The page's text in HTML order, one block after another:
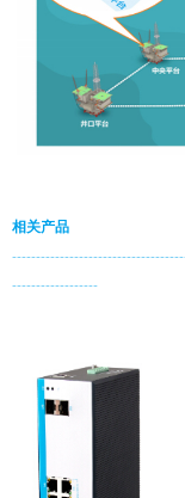
相关产品
------------------